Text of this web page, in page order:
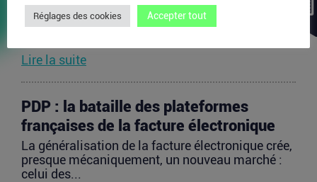
Les agents IA peuvent enchaîner des dizaines
d’appels de modèles, utiliser des outils externes,
Lire la suite
PDP : la bataille des plateformes
françaises de la facture électronique
La généralisation de la facture électronique crée,
presque mécaniquement, un nouveau marché :
celui des...
Réglages des cookies Accepter tout